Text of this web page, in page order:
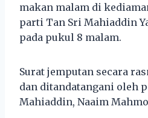
makan malam di
parti Tan Sri Mahiaddin
pada pukul 8 malam.
Surat jemputan secara
dan ditandatangani oleh
Mahiaddin, Naaim